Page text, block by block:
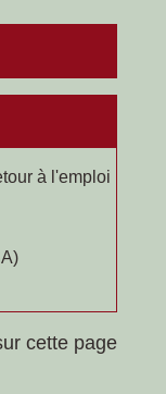
à l'emploi
cette page